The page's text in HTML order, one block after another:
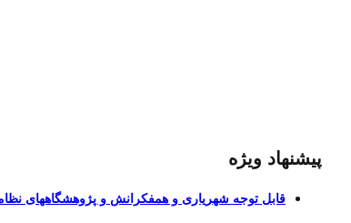
پیشنهاد ویژه
قابل توجه شهریاری و همفکرانش و پژوهشگاههای